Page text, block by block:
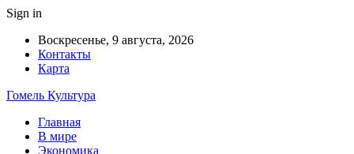
Sign in
Воскресенье, 9 августа, 2026
Контакты
Карта
Гомель Культура
Главная
В мире
Экономика